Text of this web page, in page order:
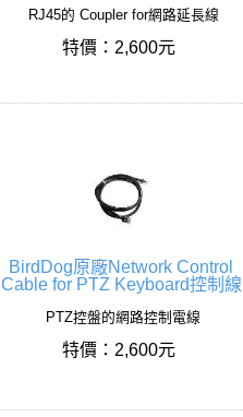
RJ45的 Coupler for網路延長線
特價：2,600元
BirdDog原廠Network Control
Cable for PTZ Keyboard控制線
PTZ控盤的網路控制電線
特價：2,600元